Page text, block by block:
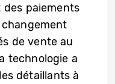
paiements
de vente au
technologie a
détaillants à